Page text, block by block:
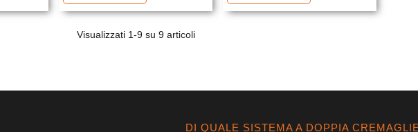
Visualizzati 1-9 su 9 articoli
DI QUALE SISTEMA A DOPPIA